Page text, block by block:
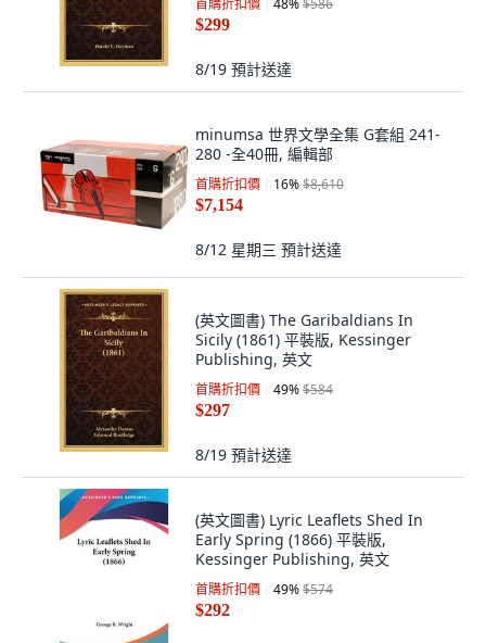
首購折扣價 48%$586
$299
8/19 預計送達
minumsa 世界文學全集 G套組 241-
280 -全40冊, 編輯部
首購折扣價 16%$8,610
$7,154
8/12 星期三 預計送達
(英文圖書) The Garibaldians In
Sicily (1861) 平裝版, Kessinger
Publishing, 英文
首購折扣價 49%$584
$297
8/19 預計送達
(英文圖書) Lyric Leaflets Shed In
Early Spring (1866) 平裝版,
Kessinger Publishing, 英文
首購折扣價 49%$574
$292